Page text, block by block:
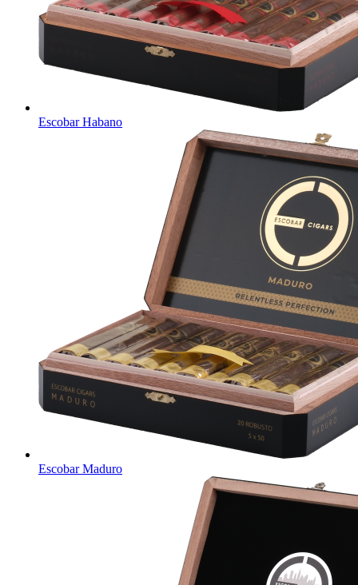
Escobar Habano
Escobar Maduro